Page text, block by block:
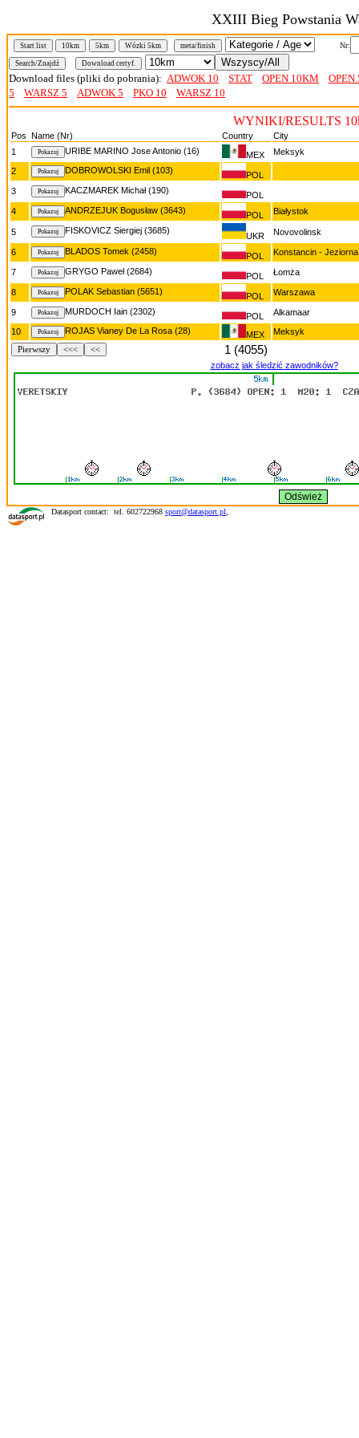
XXIII Bieg Powstania
Start list 10km 5km Wózki 5km meta/finish Nr:
Download files (pliki do pobrania): ADWOK 10 STAT OPEN 10KM
OPEN
5
WARSZ 5 ADWOK 5 PKO 10 WARSZ 10
WYNIKI/RESULTS
Pos Name (Nr) Country
City
1
URIBE MARINO Jose Antonio (16) MEX
Meksyk
2
DOBROWOLSKI Emil (103)
POL
3
KACZMAREK Michał (190)
POL
4
ANDRZEJUK Bogusław (3643) POL Białystok
5 FISKOVICZ Siergiej (3685)
UKR Novovolinsk
6 BLADOS Tomek (2458) POL Konstancin - Jeziorna
7 GRYGO Paweł (2684) POL Łomża
8 POLAK Sebastian (5651) POL Warszawa
9 MURDOCH Iain (2302) POL
Alkamaar
10
ROJAS Vianey De La Rosa (28) MEX Meksyk
Pierwszy <<< << 1 (4055)
zobacz jak śledzić zawodników?
Datasport contact: tel. 602722968 sport@datasport.pl